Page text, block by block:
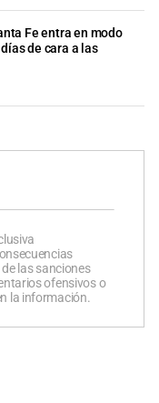
Fe entra en modo
de cara a las
las sanciones
ofensivos o
la información.